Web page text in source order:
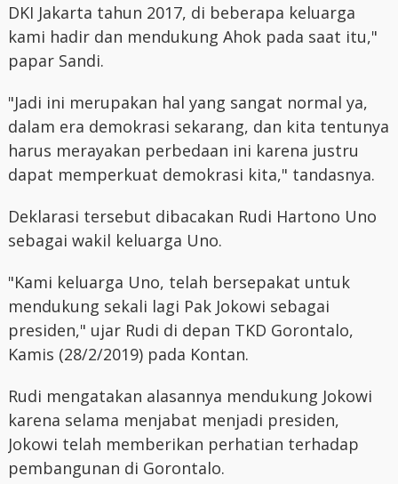
DKI Jakarta tahun 2017, di beberapa keluarga
kami hadir dan mendukung Ahok pada saat itu,"
papar Sandi.
"Jadi ini merupakan hal yang sangat normal ya,
dalam era demokrasi sekarang, dan kita tentunya
harus merayakan perbedaan ini karena justru
dapat memperkuat demokrasi kita," tandasnya.
Deklarasi tersebut dibacakan Rudi Hartono Uno
sebagai wakil keluarga Uno.
"Kami keluarga Uno, telah bersepakat untuk
mendukung sekali lagi Pak Jokowi sebagai
presiden," ujar Rudi di depan TKD Gorontalo,
Kamis (28/2/2019) pada Kontan.
Rudi mengatakan alasannya mendukung Jokowi
karena selama menjabat menjadi presiden,
Jokowi telah memberikan perhatian terhadap
pembangunan di Gorontalo.